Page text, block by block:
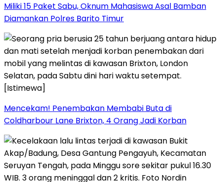
Miliki 15 Paket Sabu, Oknum Mahasiswa Asal Bamban
Diamankan Polres Barito Timur
Mencekam! Penembakan Membabi Buta di
Coldharbour Lane Brixton, 4 Orang Jadi Korban